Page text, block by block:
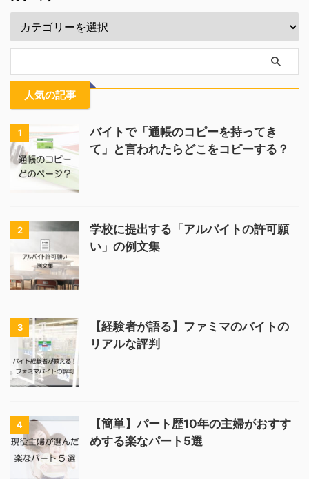
人気の記事
1
バイトで「通帳のコピーを持ってき
て」と言われたらどこをコピーする？
2
学校に提出する「アルバイトの許可願
い」の例文集
3
【経験者が語る】ファミマのバイトの
リアルな評判
4
【簡単】パート歴10年の主婦がおすす
めする楽なパート5選